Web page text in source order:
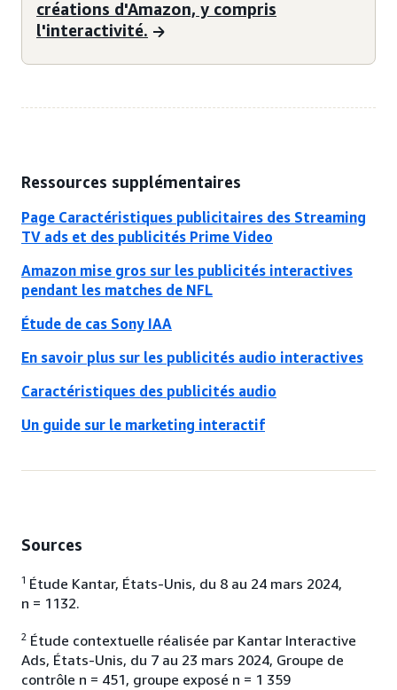
créations d'Amazon, y compris
l'interactivité.
Ressources supplémentaires
Page Caractéristiques publicitaires des Streaming
TV ads et des publicités Prime Video
Amazon mise gros sur les publicités interactives
pendant les matches de NFL
Étude de cas Sony IAA
En savoir plus sur les publicités audio interactives
Caractéristiques des publicités audio
Un guide sur le marketing interactif
Sources
1 Étude Kantar, États-Unis, du 8 au 24 mars 2024,
n = 1132.
2 Étude contextuelle réalisée par Kantar Interactive
Ads, États-Unis, du 7 au 23 mars 2024, Groupe de
contrôle n = 451, groupe exposé n = 1 359